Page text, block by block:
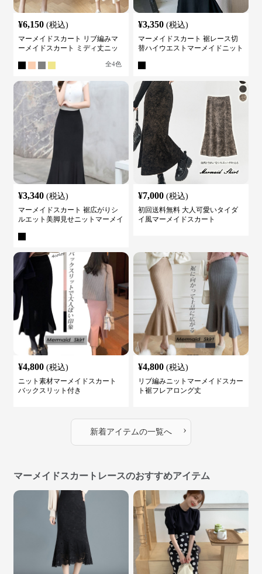
¥6,150 (税込)
マーメイドスカート リブ編みマ
ーメイドスカート ミディ丈ニッ
全4色
¥3,350 (税込)
マーメイドスカート 裾レース切
替ハイウエストマーメイドニット
¥3,340 (税込)
マーメイドスカート 裾広がりシ
ルエット美脚見せニットマーメイ
¥7,000 (税込)
初回送料無料 大人可愛いタイダ
イ風マーメイドスカート
¥4,800 (税込)
ニット素材マーメイドスカート
バックスリット付き
¥4,800 (税込)
リブ編みニットマーメイドスカー
ト裾フレアロング丈
新着アイテムの一覧へ ›
マーメイドスカートレースのおすすめアイテム